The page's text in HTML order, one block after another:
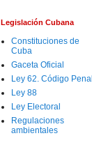
Legislación Cubana
Constituciones de
Cuba
Gaceta Oficial
Ley 62. Código Penal
Ley 88
Ley Electoral
Regulaciones
ambientales